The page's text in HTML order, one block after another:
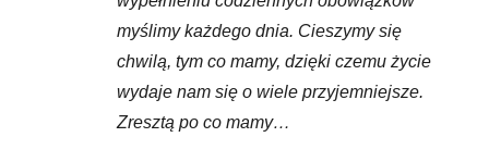
myślimy każdego dnia. Cieszymy się
chwilą, tym co mamy, dzięki czemu życie
wydaje nam się o wiele przyjemniejsze.
Zresztą po co mamy…